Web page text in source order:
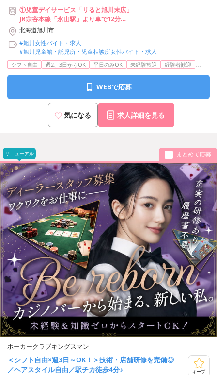
①児童デイサービス「リると旭川末広」
JR宗谷本線「永山駅」より車で12分
JR石北本線「新旭川駅」より車で10分
②児童デイサービス「リると旭川旭町」
JR函館本線（小樽～旭川）「近文駅」より車で8分
旭川電気軌道6番・14番、道北バス37番「旭町2条6丁目」バス停目
の前
※児童指導員は①②いずれか作業療法士、理学療法士は①での勤務
北海道旭川市
#旭川女性バイト・求人
#旭川児童館・託児所・児童相談所女性バイト・求人
シフト自由 週2、3日からOK 平日のみOK 未経験歓迎 経験者歓迎 ...
WEBで応募
気になる 求人詳細を見る
リニューアル まとめて応募
ポーカークラブキングスマン
＜シフト自由×週3日～OK！＞技術・店舗研修を完備◎
／ヘアスタイル自由／駅チカ徒歩4分♪
キープ